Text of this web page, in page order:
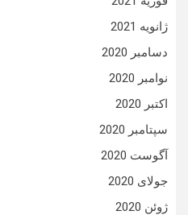
ژانویه 2021
دسامبر 2020
نوامبر 2020
اکتبر 2020
سپتامبر 2020
آگوست 2020
جولای 2020
ژوئن 2020